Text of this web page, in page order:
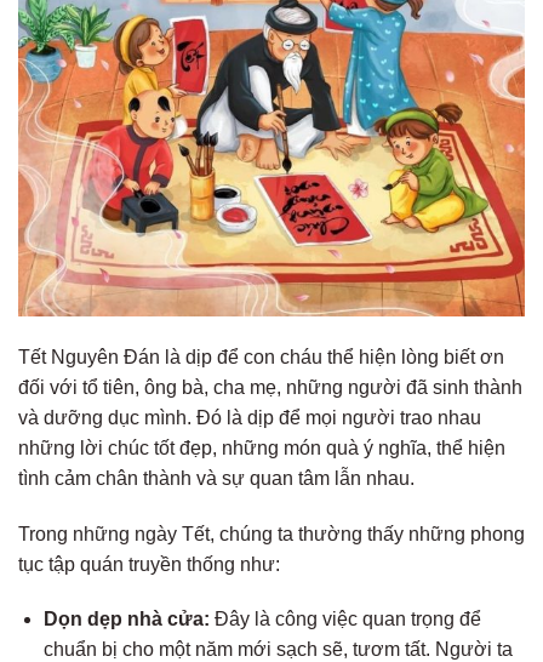
Tết Nguyên Đán là dịp để con cháu thể hiện lòng biết ơn
đối với tổ tiên, ông bà, cha mẹ, những người đã sinh thành
và dưỡng dục mình. Đó là dịp để mọi người trao nhau
những lời chúc tốt đẹp, những món quà ý nghĩa, thể hiện
tình cảm chân thành và sự quan tâm lẫn nhau.
Trong những ngày Tết, chúng ta thường thấy những phong
tục tập quán truyền thống như:
Dọn dẹp nhà cửa: Đây là công việc quan trọng để
chuẩn bị cho một năm mới sạch sẽ, tươm tất. Người ta